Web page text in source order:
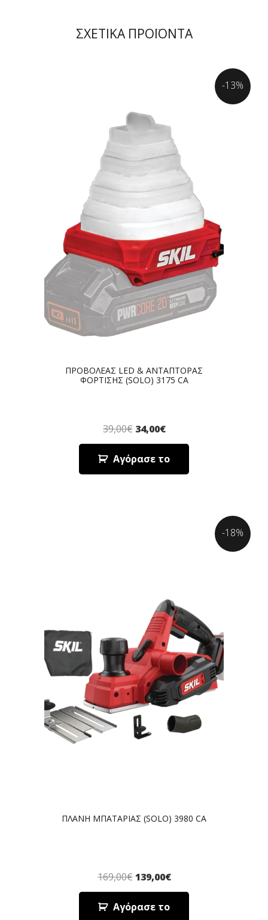
ΣΧΕΤΙΚΑ ΠΡΟΪΟΝΤΑ
ΠΡΟΒΟΛΕΑΣ LED & ΑΝΤΑΠΤΟΡΑΣ
ΦΟΡΤΙΣΗΣ (SOLO) 3175 CA
39,00€ 34,00€
Αγόρασε το
-13%
ΠΛΑΝΗ ΜΠΑΤΑΡΙΑΣ (SOLO) 3980 CA
169,00€ 139,00€
Αγόρασε το
-18%